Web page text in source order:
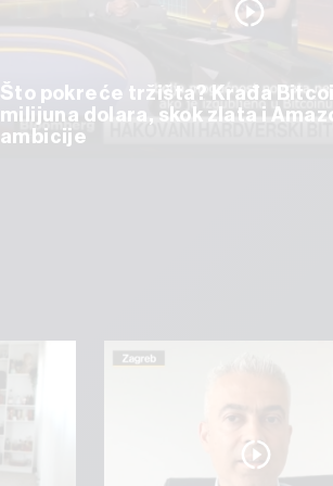
Što pokreće tržišta? Krađa
milijuna dolara, skok zlata i
ambicije